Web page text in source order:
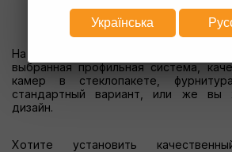
Цена французского
На цену прежде всего влияют
выбранная профильная система,
камер в стеклопакете,
стандартный вариант, или же вы
дизайн.
Хотите установить
Українська